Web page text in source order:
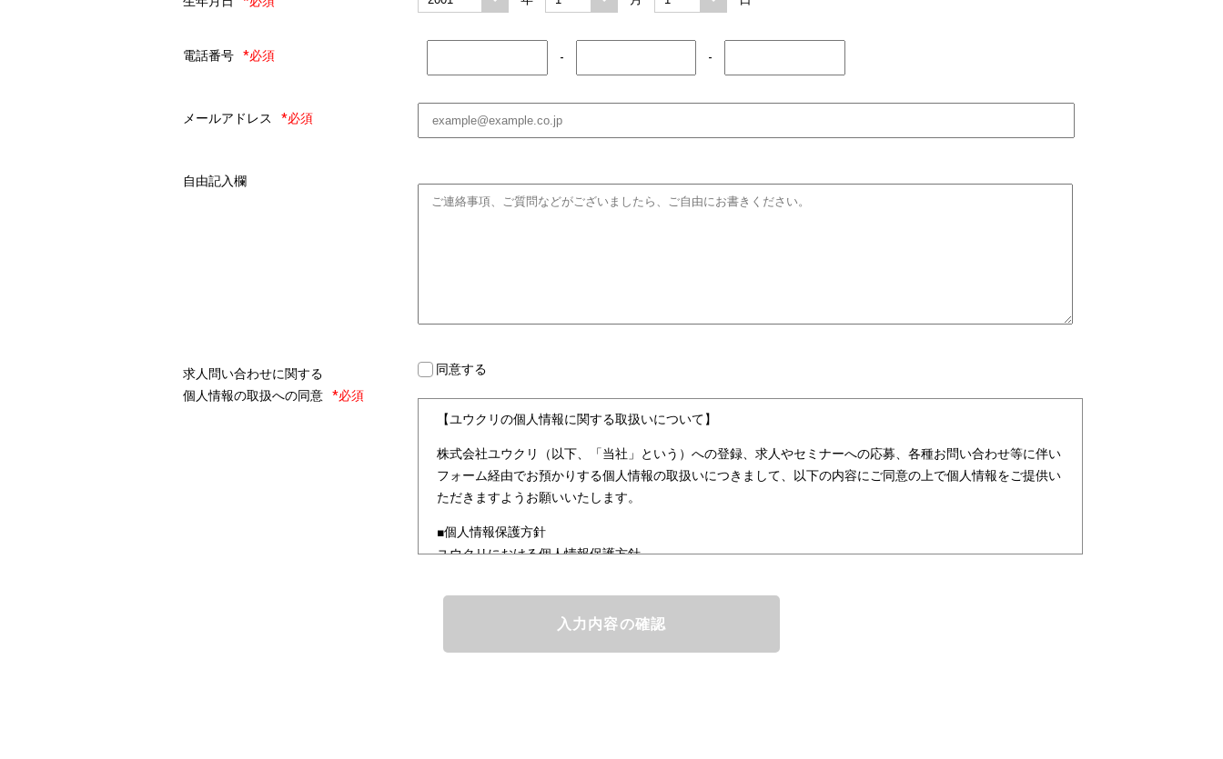
電話番号 *必須 - -
メールアドレス *必須
自由記入欄
求人問い合わせに関する
個人情報の取扱への同意
*必須
同意する
【ユウクリの個人情報に関する取扱いについて】
株式会社ユウクリ（以下、「当社」という）への登録、求人やセミナーへの応募、各種お問い合わせ等に伴い
フォーム経由でお預かりする個人情報の取扱いにつきまして、以下の内容にご同意の上で個人情報をご提供い
ただきますようお願いいたします。
■個人情報保護方針
ユウクリにおける個人情報保護方針
とし、資質のあるクリエイタ－発掘から、活躍の場の提供、成長支援・育成等、クリエイティブ領域で独創的
なサービスを提供するクリエイターエージェンシーとして事業を行っており、お客様、お取引先関係者の個人